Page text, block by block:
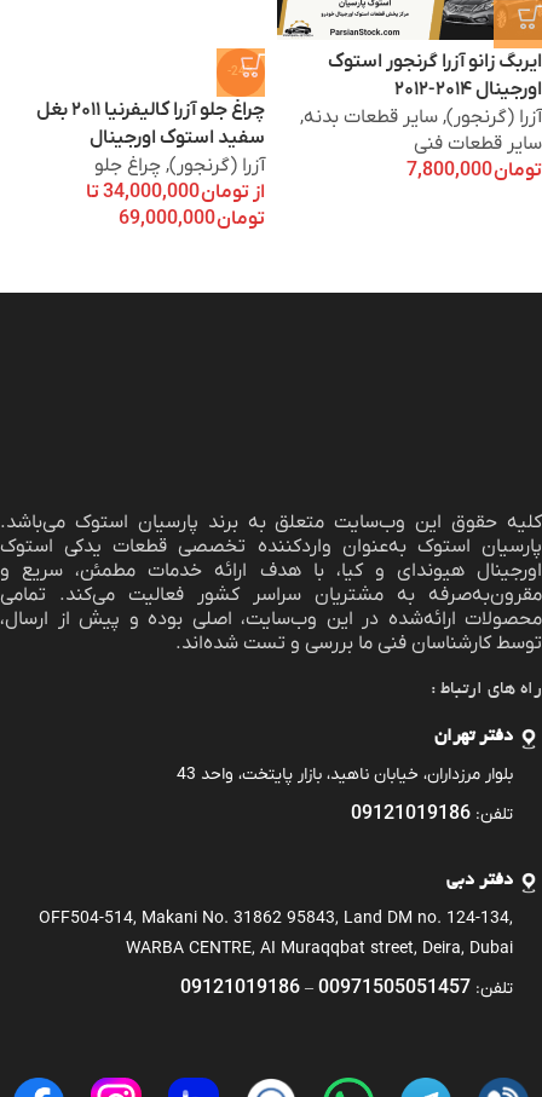
ایربگ زانو آزرا گرنجور استوک
اورجینال ۲۰۱۴-۲۰۱۲
آزرا (گرنجور), سایر قطعات بدنه,
سایر قطعات فنی
تومان
-24%
چراغ جلو آزرا کالیفرنیا ۲۰۱۱ بغل
سفید استوک اورجینال
آزرا (گرنجور), چراغ جلو
از تومان
تا
تومان
کلیه حقوق این وب‌سایت متعلق به برند پارسیان استوک می‌باشد.
پارسیان استوک به‌عنوان واردکننده تخصصی قطعات یدکی استوک
اورجینال هیوندای و کیا، با هدف ارائه خدمات مطمئن، سریع و
مقرون‌به‌صرفه به مشتریان سراسر کشور فعالیت می‌کند. تمامی
محصولات ارائه‌شده در این وب‌سایت، اصلی بوده و پیش از ارسال،
توسط کارشناسان فنی ما بررسی و تست شده‌اند.
راه های ارتباط :
دفتر تهران
بلوار مرزداران، خیابان ناهید، بازار پایتخت، واحد 43
تلفن: 09121019186
دفتر دبی
OFF504-514, Makani No. 31862 95843, Land DM no. 124-134,
WARBA CENTRE, AI Muraqqbat street, Deira, Dubai
تلفن: 00971505051457
–
09121019186